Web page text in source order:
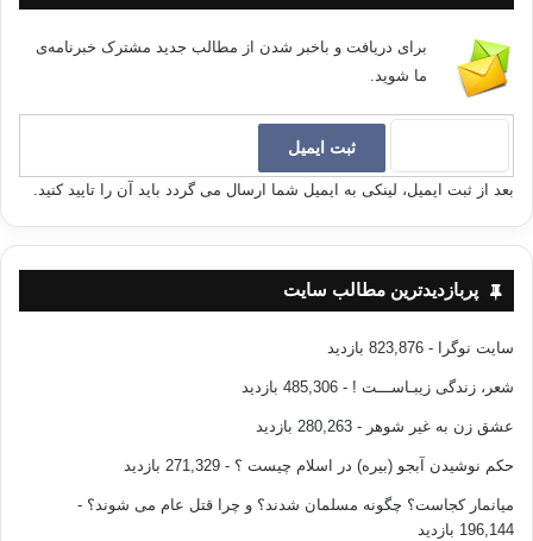
برای دریافت و باخبر شدن از مطالب جدید مشترک خبرنامه‌ی
ما شوید.
بعد از ثبت ایمیل، لینکی به ایمیل شما ارسال می گردد باید آن را تایید کنید.
پربازدیدترین مطالب سایت
سایت نوگرا - 823,876 بازدید
شعر، زندگی زیبـاســـت ! - 485,306 بازدید
عشق زن به غیر شوهر - 280,263 بازدید
حکم نوشیدن آبجو (بیره) در اسلام چیست ؟ - 271,329 بازدید
میانمار کجاست؟ چگونه مسلمان شدند؟ و چرا قتل عام می شوند؟ -
196,144 بازدید